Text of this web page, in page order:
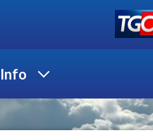
Info